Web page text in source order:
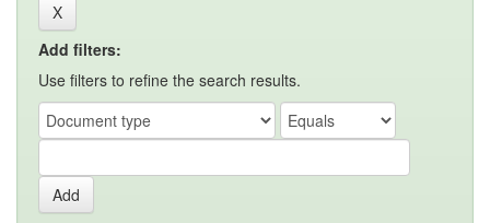
Add filters:
Use filters to refine the search results.